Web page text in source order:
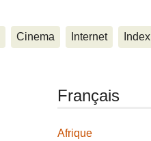
Cinema Internet Index
Français
Afrique